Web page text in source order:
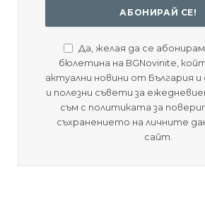
Да, желая да се абонирам
бюлетина на BGNovinite,
актуални новини от България
и полезни съвети за
съм с политиката за
съхранението на личните
сайт.